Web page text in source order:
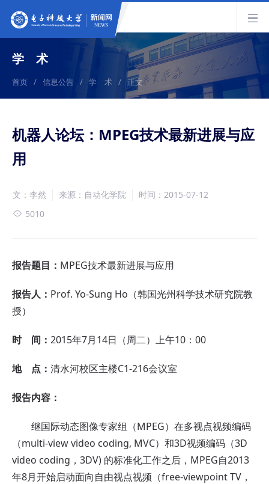
学 术
首页 / 信息公告 / 学 术 / 正文
机器人论坛：MPEG技术最新进展与应
用
文：李然 来源：自动化学院
时间：2015-07-12
5010
报告题目： MPEG技术最新进展与应用
报告人： Prof. Yo-Sung Ho（韩国光州科学技术研究院教
授）
时 间： 2015年7月14日（周二）上午10：00
地 点： 清水河校区主楼C1-216会议室
报告内容：
继国际动态图像专家组（MPEG）在多视点视频编码
（multi-view video coding, MVC）和3D视频编码（3D
video coding，3DV) 的标准化工作之后，MPEG自2013
年8月开始启动面向自由视点视频（free-viewpoint TV，